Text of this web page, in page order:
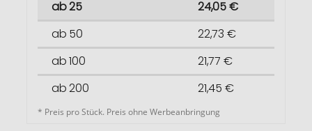
ab 25
24,05 €
ab 50
22,73 €
ab 100
21,77 €
ab 200
21,45 €
* Preis pro Stück. Preis ohne Werbeanbringung